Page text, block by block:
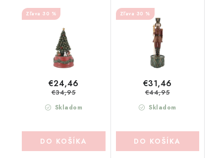
ANTIQUE (52085233)
30 %
Skladom
€24,46
€34,95
DO KOŠÍKA
ANTIQUE (52085333)
30 %
Skladom
€31,46
€44,95
DO KOŠÍKA